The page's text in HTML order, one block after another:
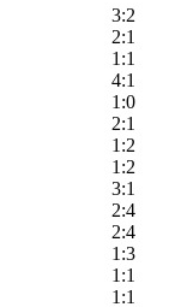
3:2
2:1
1:1
4:1
1:0
2:1
1:2
1:2
3:1
2:4
2:4
1:3
1:1
1:1